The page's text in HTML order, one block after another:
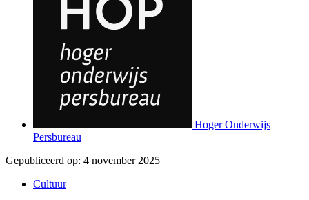
Hoger Onderwijs
Persbureau
Gepubliceerd op: 4 november 2025
Cultuur